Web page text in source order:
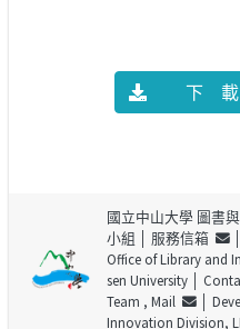
下 載
國立中山大學 圖書
小組 │ 服務信箱
Office of Library and
sen University│
Team , Mail
│
Innovation Division,